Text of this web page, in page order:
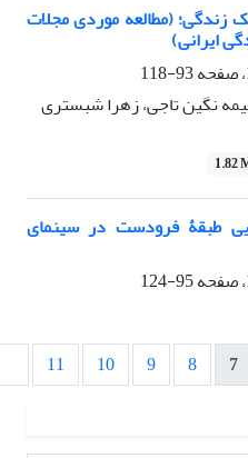
زندگی؛ (مطالعه موردی مجلات
ایرانی)
93-118
نگین تاجی، زهرا شبستری
1.82
طبقۀ فرودست در سینمای
95-124
7
8
9
10
11